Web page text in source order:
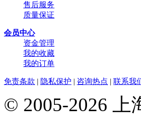
售后服务
质量保证
会员中心
资金管理
我的收藏
我的订单
免责条款 | 隐私保护 | 咨询热点 | 联系我
© 2005-2026 上